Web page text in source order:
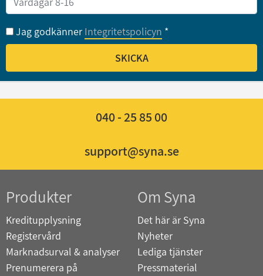
Jag godkänner Integritetspolicyn *
SKICKA
040 - 25 85 00
support@syna.se
Produkter
Kreditupplysning
Registervård
Marknadsurval & analyser
Prenumerera på
Om Syna
Det här är Syna
Nyheter
Lediga tjänster
Pressmaterial